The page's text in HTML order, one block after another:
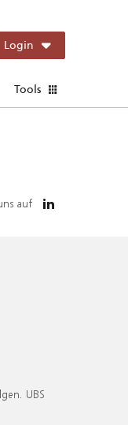
Login
Tools
auf
UBS